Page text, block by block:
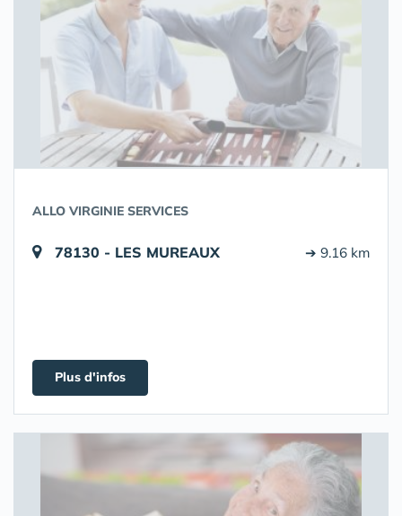
ALLO VIRGINIE SERVICES
78130 - LES MUREAUX ➔ 9.16 km
Plus d'infos